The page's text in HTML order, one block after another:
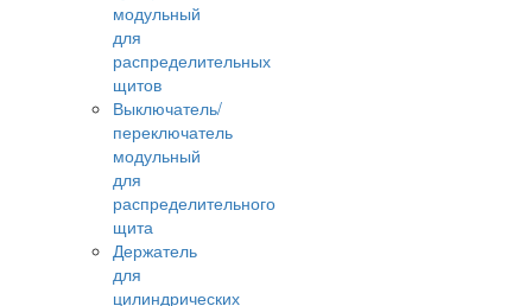
модульный
для
распределительных
щитов
Выключатель/
переключатель
модульный
для
распределительного
щита
Держатель
для
цилиндрических